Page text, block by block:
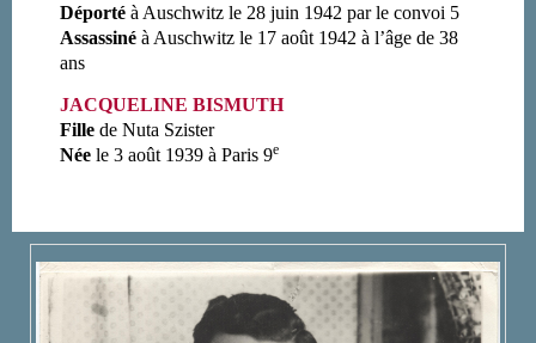
Déporté à Auschwitz le 28 juin 1942 par le convoi 5
Assassiné à Auschwitz le 17 août 1942 à l’âge de 38
ans
JACQUELINE BISMUTH
Fille de Nuta Szister
Née le 3 août 1939 à Paris 9e